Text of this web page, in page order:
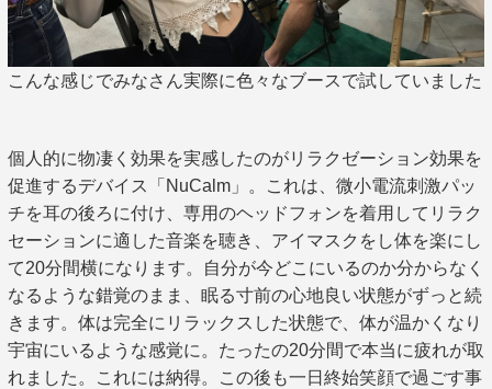
こんな感じでみなさん実際に色々なブースで試していました
個人的に物凄く効果を実感したのがリラクゼーション効果を
促進するデバイス「NuCalm」。これは、微小電流刺激パッ
チを耳の後ろに付け、専用のヘッドフォンを着用してリラク
セーションに適した音楽を聴き、アイマスクをし体を楽にし
て20分間横になります。自分が今どこにいるのか分からなく
なるような錯覚のまま、眠る寸前の心地良い状態がずっと続
きます。体は完全にリラックスした状態で、体が温かくなり
宇宙にいるような感覚に。たったの20分間で本当に疲れが取
れました。これには納得。この後も一日終始笑顔で過ごす事